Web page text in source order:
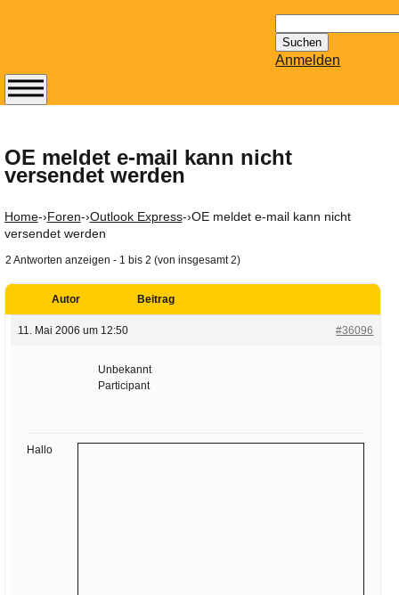
nach:
Anmelden
OE meldet e-mail kann nicht
versendet werden
Home-›Foren-›Outlook Express-›OE meldet e-mail kann nicht
versendet werden
2 Antworten anzeigen - 1 bis 2 (von insgesamt 2)
Autor Beitrag
11. Mai 2006 um 12:50 #36096
Unbekannt
Participant
Hallo
Abonnieren Sie den
erscheinenden
Newsletter von
kostenlos.
Der ständig aktuelle
Tipps zu Thema
bereithält!
Wie z.B. Outlook,
GMail, Thunderbird
KuNoMail, usw.
E-Mail